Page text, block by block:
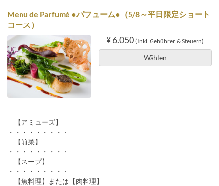
Menu de Parfumé ●パフューム●（5/8～平日限定ショート
コース）
¥ 6.050 (Inkl. Gebühren & Steuern)
Wählen
【アミューズ】
・・・・・・・・・
【前菜】
・・・・・・・・・
【スープ】
・・・・・・・・・
【魚料理】または【肉料理】